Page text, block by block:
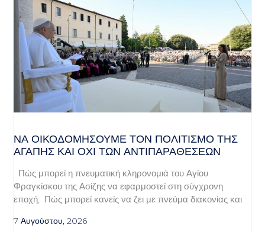
ΝΑ ΟΙΚΟΔΟΜΉΣΟΥΜΕ ΤΟΝ ΠΟΛΙΤΙΣΜΌ ΤΗΣ
ΑΓΆΠΗΣ ΚΑΙ ΌΧΙ ΤΩΝ ΑΝΤΙΠΑΡΑΘΈΣΕΩΝ
Πώς μπορεί η πνευματική κληρονομιά του Αγίου
Φραγκίσκου της Ασίζης να εφαρμοστεί στη σύγχρονη
εποχή; Πώς μπορεί κανείς να ζει με πνεύμα διακονίας και
7 Αυγούστου, 2026